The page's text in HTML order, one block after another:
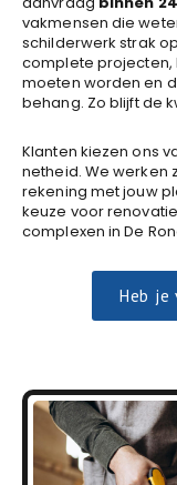
vakmensen die
schilderwerk strak
complete projecten,
moeten worden en
behang. Zo blijft de
Klanten kiezen ons
netheid. We werken
rekening met jouw
keuze voor
complexen in De
Heb je